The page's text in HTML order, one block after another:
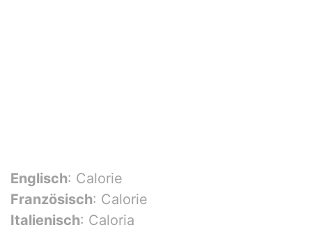
Englisch: Calorie
Französisch: Calorie
Italienisch: Caloria